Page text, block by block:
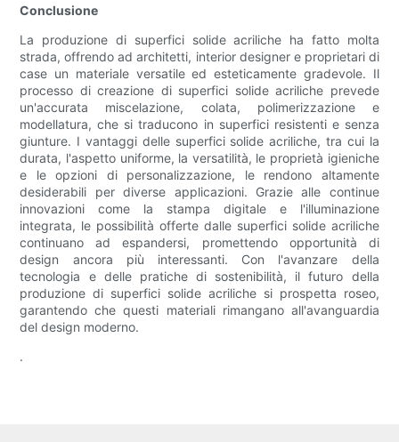
Conclusione
La produzione di superfici solide acriliche ha fatto molta
strada, offrendo ad architetti, interior designer e proprietari di
case un materiale versatile ed esteticamente gradevole. Il
processo di creazione di superfici solide acriliche prevede
un'accurata miscelazione, colata, polimerizzazione e
modellatura, che si traducono in superfici resistenti e senza
giunture. I vantaggi delle superfici solide acriliche, tra cui la
durata, l'aspetto uniforme, la versatilità, le proprietà igieniche
e le opzioni di personalizzazione, le rendono altamente
desiderabili per diverse applicazioni. Grazie alle continue
innovazioni come la stampa digitale e l'illuminazione
integrata, le possibilità offerte dalle superfici solide acriliche
continuano ad espandersi, promettendo opportunità di
design ancora più interessanti. Con l'avanzare della
tecnologia e delle pratiche di sostenibilità, il futuro della
produzione di superfici solide acriliche si prospetta roseo,
garantendo che questi materiali rimangano all'avanguardia
del design moderno.
.